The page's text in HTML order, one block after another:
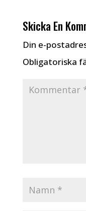
Skicka En
Din e-
Obligatoriska